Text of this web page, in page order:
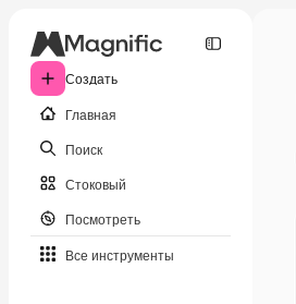
Создать
Главная
Поиск
Стоковый
Посмотреть
Все инструменты